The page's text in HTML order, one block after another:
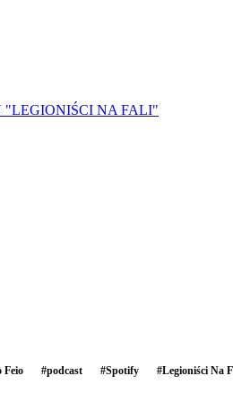
"LEGIONIŚCI NA FALI"
Feio #podcast #Spotify #Legioniści Na